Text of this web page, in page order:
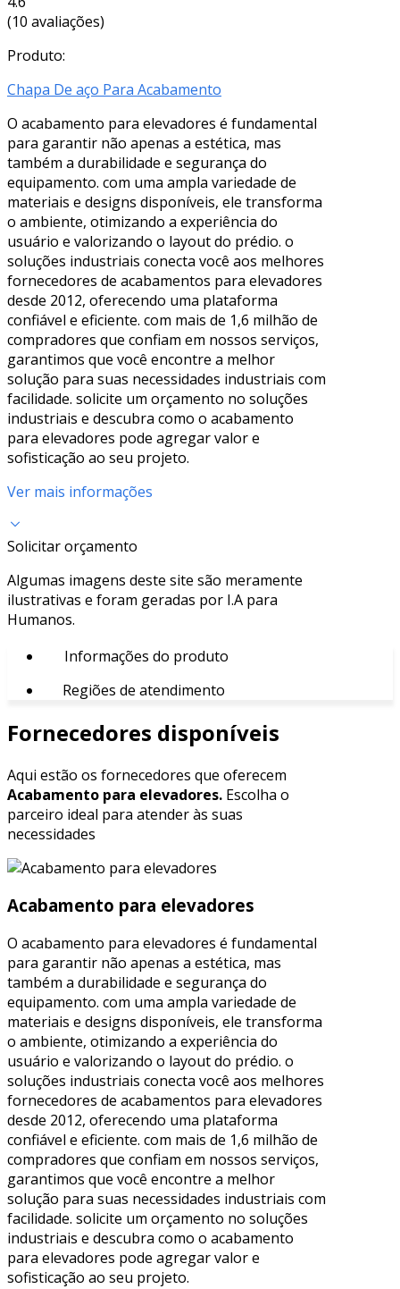
(10 avaliações)
Produto:
Chapa De aço Para Acabamento
O acabamento para elevadores é fundamental
para garantir não apenas a estética, mas
também a durabilidade e segurança do
equipamento. com uma ampla variedade de
materiais e designs disponíveis, ele transforma
o ambiente, otimizando a experiência do
usuário e valorizando o layout do prédio. o
soluções industriais conecta você aos melhores
fornecedores de acabamentos para elevadores
desde 2012, oferecendo uma plataforma
confiável e eficiente. com mais de 1,6 milhão de
compradores que confiam em nossos serviços,
garantimos que você encontre a melhor
solução para suas necessidades industriais com
facilidade. solicite um orçamento no soluções
industriais e descubra como o acabamento
para elevadores pode agregar valor e
sofisticação ao seu projeto.
Ver mais informações
Solicitar orçamento
Algumas imagens deste site são meramente
ilustrativas e foram geradas por I.A para
Humanos.
Informações do produto
Regiões de atendimento
Fornecedores disponíveis
Aqui estão os fornecedores que oferecem
Acabamento para elevadores. Escolha o
parceiro ideal para atender às suas
necessidades
Acabamento para elevadores
O acabamento para elevadores é fundamental
para garantir não apenas a estética, mas
também a durabilidade e segurança do
equipamento. com uma ampla variedade de
materiais e designs disponíveis, ele transforma
o ambiente, otimizando a experiência do
usuário e valorizando o layout do prédio. o
soluções industriais conecta você aos melhores
fornecedores de acabamentos para elevadores
desde 2012, oferecendo uma plataforma
confiável e eficiente. com mais de 1,6 milhão de
compradores que confiam em nossos serviços,
garantimos que você encontre a melhor
solução para suas necessidades industriais com
facilidade. solicite um orçamento no soluções
industriais e descubra como o acabamento
para elevadores pode agregar valor e
sofisticação ao seu projeto.